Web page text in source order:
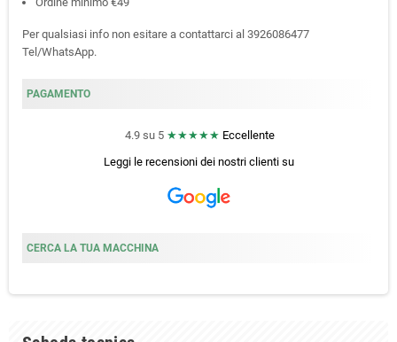
Per qualsiasi info non esitare a contattarci al 3926086477
Tel/WhatsApp.
PAGAMENTO
4.9 su 5 ★★★★★ Eccellente
Leggi le recensioni dei nostri clienti su
CERCA LA TUA MACCHINA